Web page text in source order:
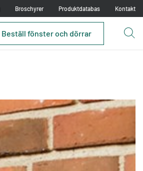
Broschyrer Produktdatabas Kontakt
Beställ fönster och dörrar